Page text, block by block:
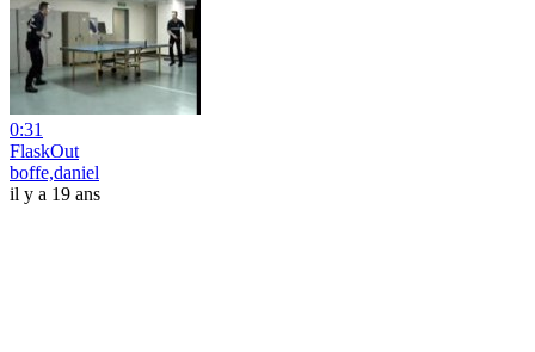
0:31
FlaskOut
boffe,daniel
il y a 19 ans